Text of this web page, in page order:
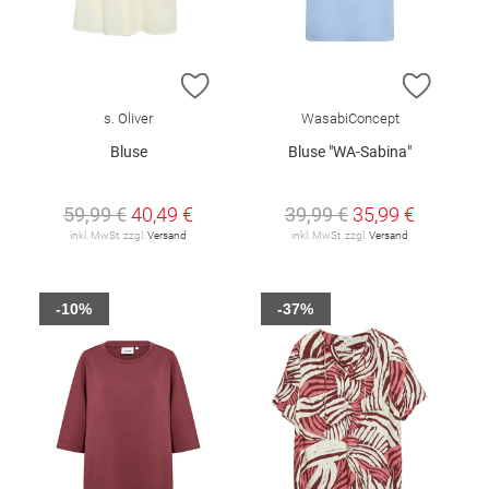
ZUR WUNSCHLISTE HINZUFÜGEN
s. Oliver
Bluse
59,99 €40,49 €
inkl. MwSt. zzgl. Versand
ZUR
WasabiConcept
Bluse "WA-Sabina"
39,99 € 35,99 €
inkl. MwSt. zzgl. Versand
-10% -37%